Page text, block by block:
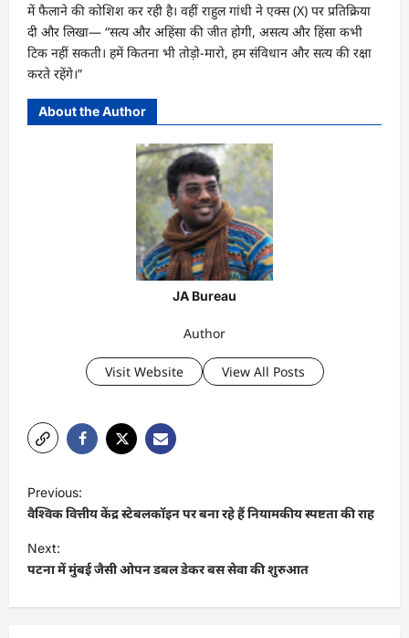
में फैलाने की कोशिश कर रही है। वहीं राहुल गांधी ने एक्स (X) पर प्रतिक्रिया
दी और लिखा— “सत्य और अहिंसा की जीत होगी, असत्य और हिंसा कभी
टिक नहीं सकती। हमें कितना भी तोड़ो-मारो, हम संविधान और सत्य की रक्षा
करते रहेंगे।”
About the Author
JA Bureau
Author
Visit Website View All Posts
o
s
t
Previous:
वैश्विक वित्तीय केंद्र स्टेबलकॉइन पर बना रहे हैं नियामकीय स्पष्टता की राह
Next:
पटना में मुंबई जैसी ओपन डबल डेकर बस सेवा की शुरुआत